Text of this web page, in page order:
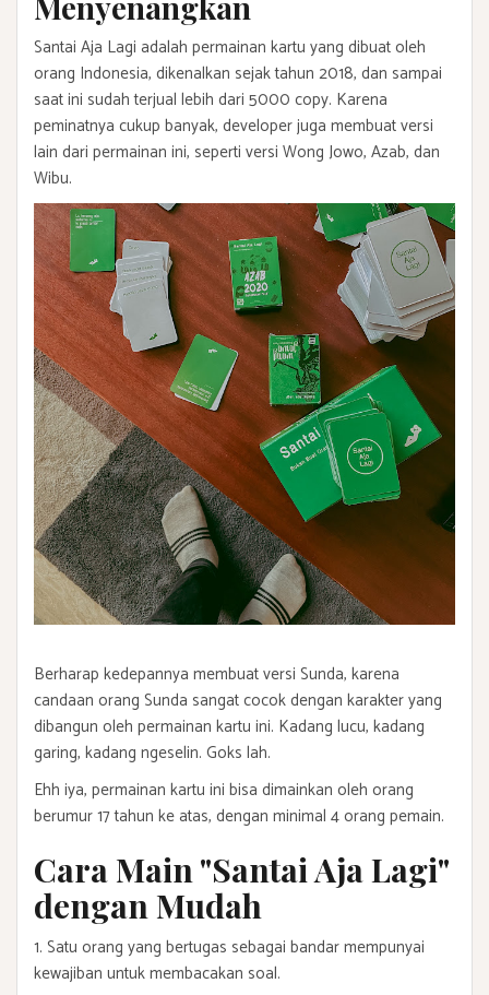
Santai Aja Lagi adalah permainan kartu yang dibuat oleh
orang Indonesia, dikenalkan sejak tahun 2018, dan sampai
saat ini sudah terjual lebih dari 5000 copy. Karena
peminatnya cukup banyak, developer juga membuat versi
lain dari permainan ini, seperti versi Wong Jowo, Azab, dan
Wibu.
Berharap kedepannya membuat versi Sunda, karena
candaan orang Sunda sangat cocok dengan karakter yang
dibangun oleh permainan kartu ini. Kadang lucu, kadang
garing, kadang ngeselin. Goks lah.
Ehh iya, permainan kartu ini bisa dimainkan oleh orang
berumur 17 tahun ke atas, dengan minimal 4 orang pemain.
Cara Main "Santai Aja Lagi"
dengan Mudah
1. Satu orang yang bertugas sebagai bandar mempunyai
kewajiban untuk membacakan soal.